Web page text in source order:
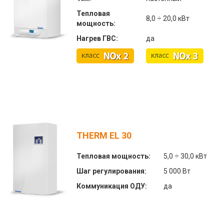
Тепловая
мощность:
8,0 ÷ 20,0 кВт
Нагрев ГВС: да
THERM EL 30
Тепловая мощность:
5,0 ÷ 30,0 кВт
Шаг регулирования:
5 000 Вт
Коммуникация ОДУ:
да